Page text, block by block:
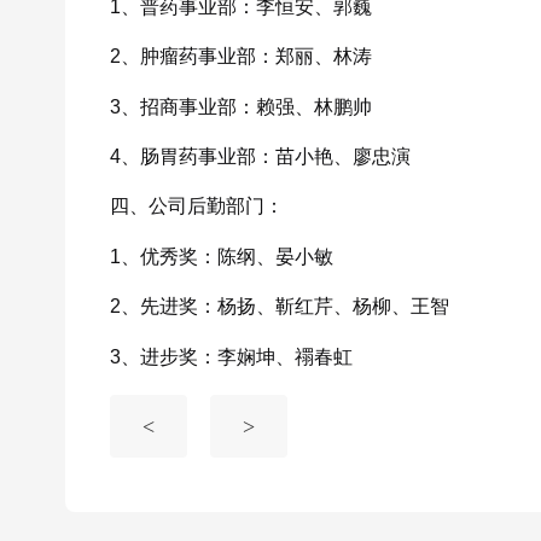
1、普药事业部：李恒安、郭巍
2、肿瘤药事业部：郑丽、林涛
3、招商事业部：赖强、林鹏帅
4、肠胃药事业部：苗小艳、廖忠演
四、公司后勤部门：
1、优秀奖：陈纲、晏小敏
2、先进奖：杨扬、靳红芹、杨柳、王智
3、进步奖：李娴坤、禤春虹
< >